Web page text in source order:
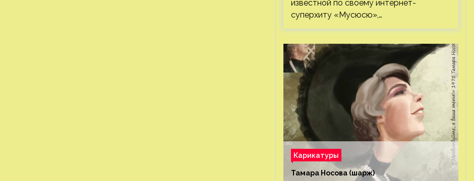
известной по своему интернет-
суперхиту «Мусюсю»,…
Карикатуры
Тамара Носова (шарж)⁠⁠